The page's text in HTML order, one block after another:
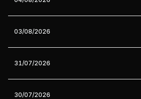
03/08/2026
31/07/2026
30/07/2026